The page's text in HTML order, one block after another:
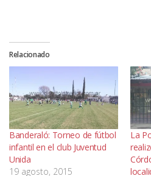
Relacionado
Banderaló: Torneo de fútbol
infantil en el club Juventud
Unida
19 agosto, 2015
La